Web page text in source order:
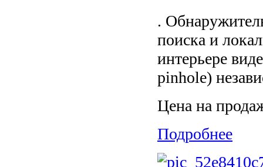
.
поиска и
интерьере
pinhole)
Цена на
Подробнее